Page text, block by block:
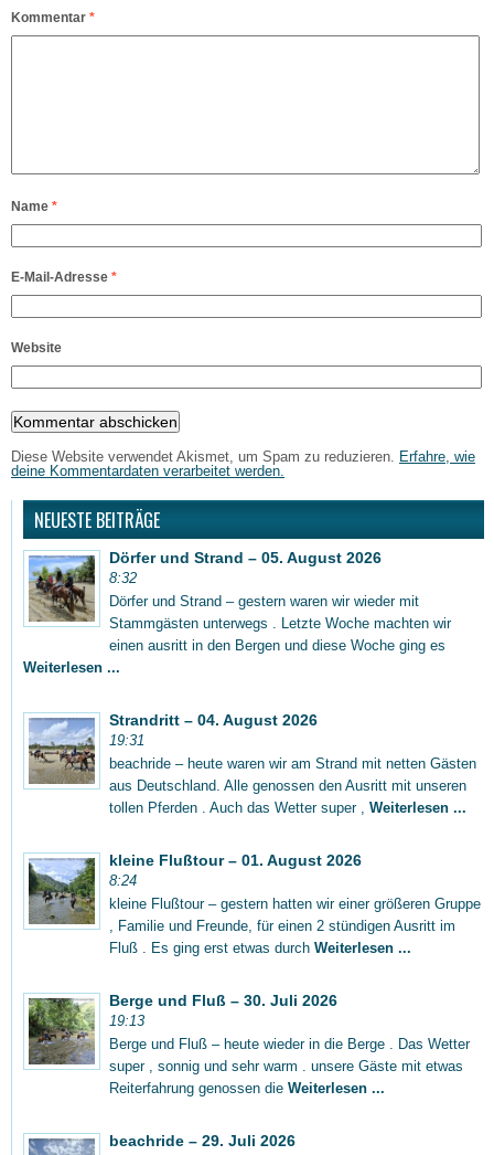
Kommentar *
Name *
E-Mail-Adresse *
Website
Diese Website verwendet Akismet, um Spam zu reduzieren. Erfahre, wie
deine Kommentardaten verarbeitet werden.
NEUESTE BEITRÄGE
Dörfer und Strand – 05. August 2026
8:32
Dörfer und Strand – gestern waren wir wieder mit
Stammgästen unterwegs . Letzte Woche machten wir
einen ausritt in den Bergen und diese Woche ging es
Weiterlesen ...
Strandritt – 04. August 2026
19:31
beachride – heute waren wir am Strand mit netten Gästen
aus Deutschland. Alle genossen den Ausritt mit unseren
tollen Pferden . Auch das Wetter super , Weiterlesen ...
kleine Flußtour – 01. August 2026
8:24
kleine Flußtour – gestern hatten wir einer größeren Gruppe
, Familie und Freunde, für einen 2 stündigen Ausritt im
Fluß . Es ging erst etwas durch Weiterlesen ...
Berge und Fluß – 30. Juli 2026
19:13
Berge und Fluß – heute wieder in die Berge . Das Wetter
super , sonnig und sehr warm . unsere Gäste mit etwas
Reiterfahrung genossen die Weiterlesen ...
beachride – 29. Juli 2026